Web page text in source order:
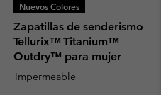
Nuevos Colores
Zapatillas de senderismo
Tellurix™ Titanium™
Outdry™ para mujer
Impermeable